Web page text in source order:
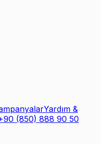
Yardım &
(850) 888 90 50